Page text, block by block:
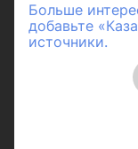
Больше
добавьте
источники.